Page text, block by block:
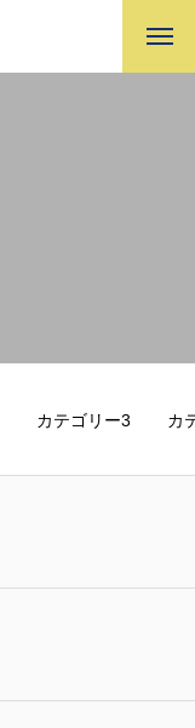
カテゴリー3 カ